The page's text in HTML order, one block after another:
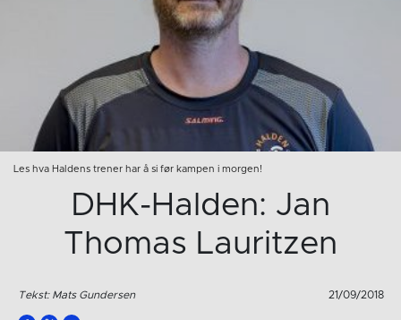
Les hva Haldens trener har å si før kampen i morgen!
DHK-Halden: Jan
Thomas Lauritzen
Tekst: Mats Gundersen 21/09/2018